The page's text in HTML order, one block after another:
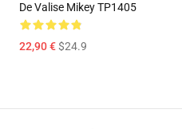
De Valise Mikey TP1405
22,90 €$24.9